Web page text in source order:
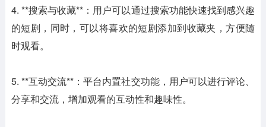
4. **搜索与收藏**：用户可以通过搜索功能快速找到感兴趣
的短剧，同时，可以将喜欢的短剧添加到收藏夹，方便随
时观看。
5. **互动交流**：平台内置社交功能，用户可以进行评论、
分享和交流，增加观看的互动性和趣味性。